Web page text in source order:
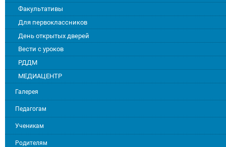
Факультативы
Для первоклассников
День открытых дверей
Вести с уроков
РДДМ
МЕДИАЦЕНТР
Галерея
Педагогам
Ученикам
Родителям